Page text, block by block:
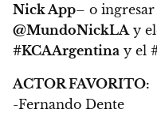
Nick App– o
@MundoNickLA y
#KCAArgentina y el
ACTOR FAVORITO:
-Fernando Dente